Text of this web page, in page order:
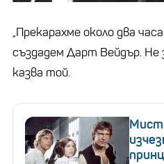
„Прекарахме около два
създадем Дарт Вейдър. Не
казва той.